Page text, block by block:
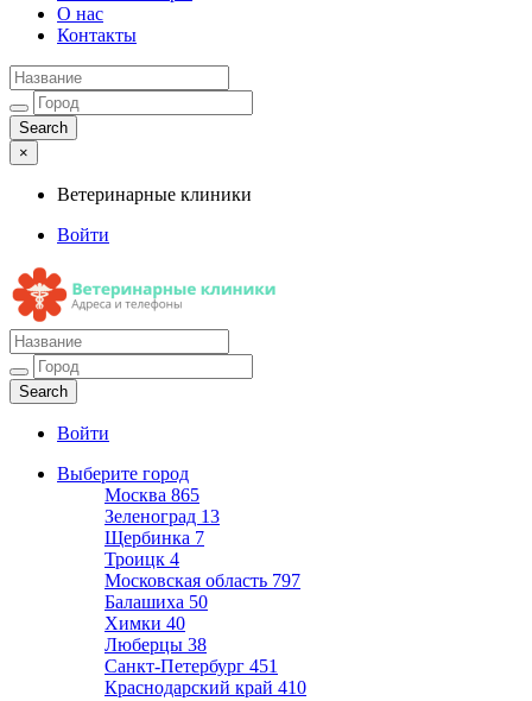
О нас
Контакты
×
Ветеринарные клиники
Войти
Ветеринарные клиники
Адреса и телефоны
Войти
Выберите город
Москва 865
Зеленоград 13
Щербинка 7
Троицк 4
Московская область 797
Балашиха 50
Химки 40
Люберцы 38
Санкт-Петербург 451
Краснодарский край 410